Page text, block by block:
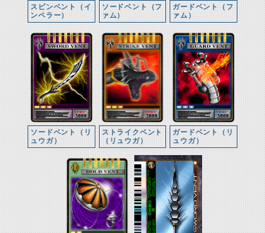
スピンベント（イ
ンペラー）
ソードベント（フ
ァム）
ガードベント（フ
ァム）
ソードベント（リ
ュウガ）
ストライクベント
（リュウガ）
ガードベント（リ
ュウガ）